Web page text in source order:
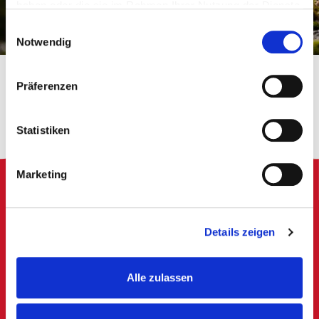
Notwendig
Präferenzen
Statistiken
Marketing
Details zeigen
Alle zulassen
Barres remplies de saveurs